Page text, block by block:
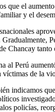
que el
y el
Chancay
al Perú
de la
indicamos
policías,